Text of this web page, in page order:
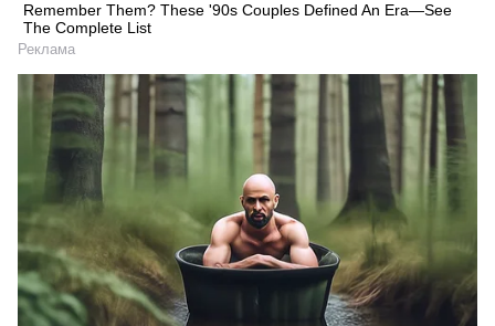
Remember Them? These '90s Couples Defined An Era—See
The Complete List
Реклама